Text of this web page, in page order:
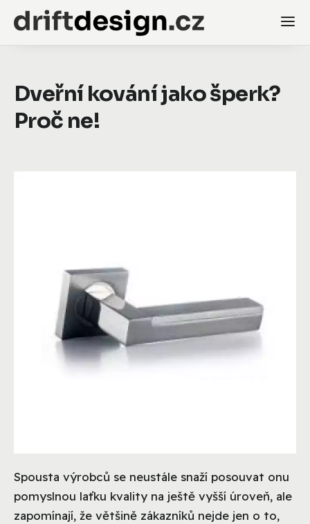
Dveřní kování jako šperk?
Proč ne!
Spousta výrobců se neustále snaží posouvat onu
pomyslnou laťku kvality na ještě vyšší úroveň, ale
zapomínají, že většině zákazníků nejde jen o to,